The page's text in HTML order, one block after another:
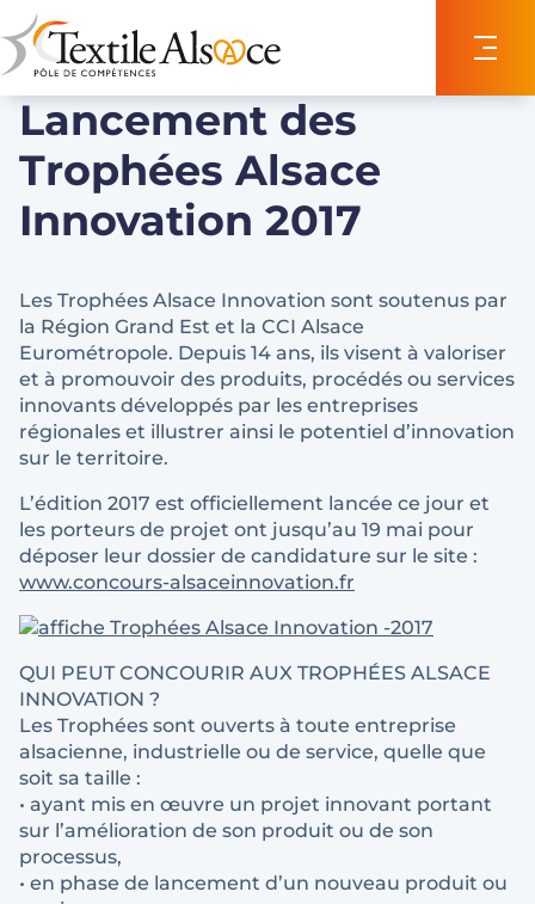
Lancement des
Trophées Alsace
Innovation 2017
Les Trophées Alsace Innovation sont soutenus par
la Région Grand Est et la CCI Alsace
Eurométropole. Depuis 14 ans, ils visent à valoriser
et à promouvoir des produits, procédés ou services
innovants développés par les entreprises
régionales et illustrer ainsi le potentiel d’innovation
sur le territoire.
L’édition 2017 est officiellement lancée ce jour et
les porteurs de projet ont jusqu’au 19 mai pour
déposer leur dossier de candidature sur le site :
www.concours-alsaceinnovation.fr
QUI PEUT CONCOURIR AUX TROPHÉES ALSACE
INNOVATION ?
Les Trophées sont ouverts à toute entreprise
alsacienne, industrielle ou de service, quelle que
soit sa taille :
• ayant mis en œuvre un projet innovant portant
sur l’amélioration de son produit ou de son
processus,
• en phase de lancement d’un nouveau produit ou
Panneau de gestion des cookies